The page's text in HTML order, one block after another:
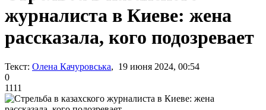
журналиста в Киеве: жена
рассказала, кого подозревает
Текст: Олена Качуровська, 19 июня 2024, 00:54
0
1111